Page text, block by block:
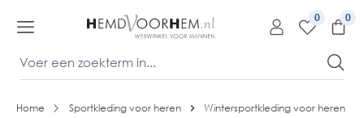
0
Home Sportkleding voor heren
Wintersportkleding voor heren